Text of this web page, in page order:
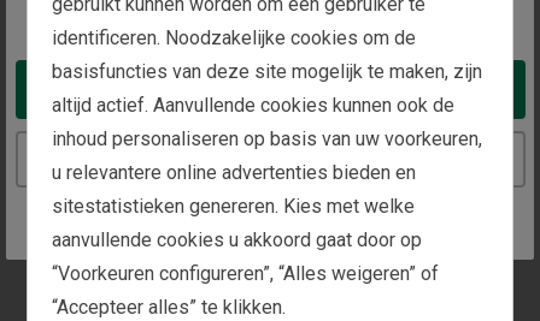
You appear to be in the United States
Take me to the United States website
De Europese aandelenmarkt wordt gedomineerd
door waardegerichte aandelen, vooral uit de
financiële sector en de industrie. Aan de
Amerikaanse aandelenmarkt noteren daarentegen
veel groeiaandelen, voornamelijk tech-aandelen en
tech-achtige aandelen, bijvoorbeeld uit de sector
communicatiediensten. Als Europa het voortouw
neemt zoals Ken verwacht, dan gaan ook
waardeaandelen aan kop, niet alleen in Europa zelf,
maar over de hele wereld, ook in de VS.
identificeren. Noodzakelijke cookies om de
basisfuncties van deze site mogelijk te maken, zijn
altijd actief. Aanvullende cookies kunnen ook de
inhoud personaliseren op basis van uw voorkeuren,
u relevantere online advertenties bieden en
sitestatistieken genereren. Kies met welke
aanvullende cookies u akkoord gaat door op
“Voorkeuren configureren”, “Alles weigeren” of
“Accepteer alles” te klikken.